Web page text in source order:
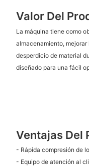
Valor Del
La máquina tiene como
almacenamiento,
desperdicio de material
diseñado para una fácil
Ventajas Del
- Rápida compresión de
- Equipo de atención al